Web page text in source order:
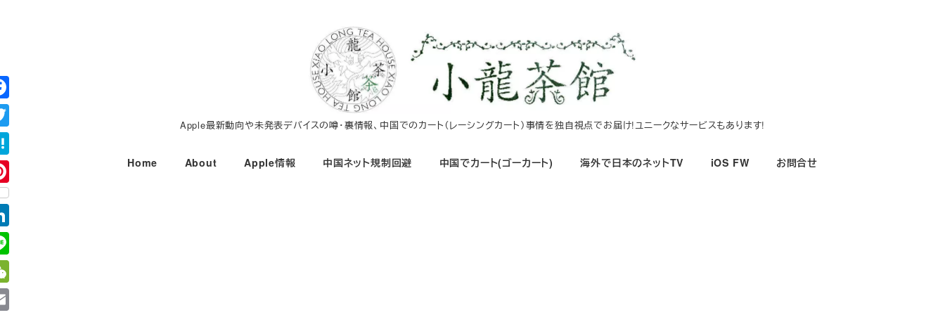
コ
ン
テ
ン
ツ
へ
移
動
Apple最新動向や未発表デバイスの噂・裏情報、中国でのカート（レーシングカート）事情を独自視点でお届け!ユニークなサービスもあります!
Home About Apple情報 中国ネット規制回避 中国でカート(ゴーカート) 海外で日本のネットTV iOS FW お問合せ